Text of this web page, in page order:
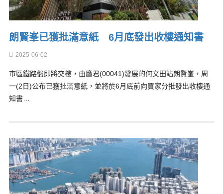
朗賢峯已獲批滿意紙 6月底發出收樓通知書
2025-06-02
市區鐵路盤即將交樓，由鷹君(00041)發展的何文田站朗賢峯，周
一(2日)公布已獲批滿意紙，並將於6月底前向買家分批發出收樓通
知書…